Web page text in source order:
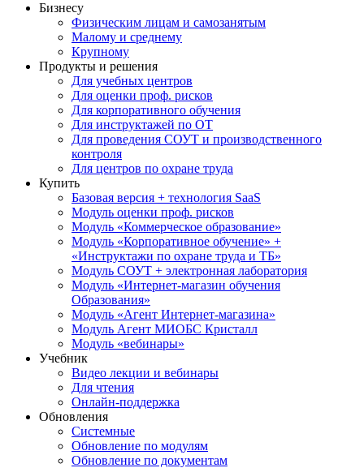
Бизнесу
Физическим лицам и самозанятым
Малому и среднему
Крупному
Продукты и решения
Для учебных центров
Для оценки проф. рисков
Для корпоративного обучения
Для инструктажей по ОТ
Для проведения СОУТ и производственного
контроля
Для центров по охране труда
Купить
Базовая версия + технология SaaS
Модуль оценки проф. рисков
Модуль «Коммерческое образование»
Модуль «Корпоративное обучение» +
«Инструктажи по охране труда и ТБ»
Модуль СОУТ + электронная лаборатория
Модуль «Интернет-магазин обучения
Образования»
Модуль «Агент Интернет-магазина»
Модуль Агент МИОБС Кристалл
Модуль «вебинары»
Учебник
Видео лекции и вебинары
Для чтения
Онлайн-поддержка
Обновления
Системные
Обновление по модулям
Обновление по документам